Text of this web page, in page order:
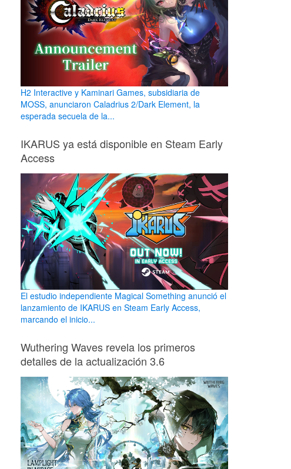
H2 Interactive y Kaminari Games, subsidiaria de
MOSS, anunciaron Caladrius 2/Dark Element, la
esperada secuela de la...
IKARUS ya está disponible en Steam Early
Access
El estudio independiente Magical Something anunció el
lanzamiento de IKARUS en Steam Early Access,
marcando el inicio...
Wuthering Waves revela los primeros
detalles de la actualización 3.6